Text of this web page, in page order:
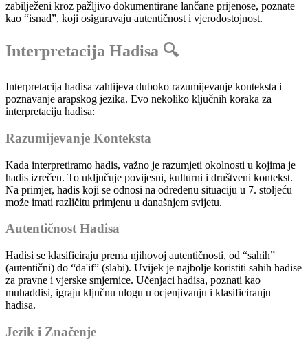
zabilježeni kroz pažljivo dokumentirane lančane prijenose, poznate
kao “isnad”, koji osiguravaju autentičnost i vjerodostojnost.
Interpretacija Hadisa 🔍
Interpretacija hadisa zahtijeva duboko razumijevanje konteksta i
poznavanje arapskog jezika. Evo nekoliko ključnih koraka za
interpretaciju hadisa:
Razumijevanje Konteksta
Kada interpretiramo hadis, važno je razumjeti okolnosti u kojima je
hadis izrečen. To uključuje povijesni, kulturni i društveni kontekst.
Na primjer, hadis koji se odnosi na određenu situaciju u 7. stoljeću
može imati različitu primjenu u današnjem svijetu.
Autentičnost Hadisa
Hadisi se klasificiraju prema njihovoj autentičnosti, od “sahih”
(autentični) do “da'if” (slabi). Uvijek je najbolje koristiti sahih hadise
za pravne i vjerske smjernice. Učenjaci hadisa, poznati kao
muhaddisi, igraju ključnu ulogu u ocjenjivanju i klasificiranju
hadisa.
Jezik i Značenje